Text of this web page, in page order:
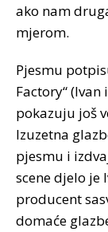
ako nam
mjerom.
Pjesmu
Factory“
pokazuju još
Izuzetna
pjesmu i
scene djelo je
producent
domaće